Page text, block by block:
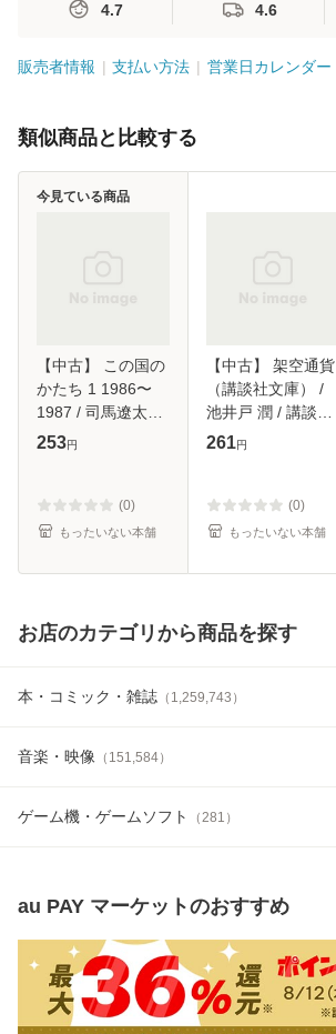
4.7 4.6
販売者情報 支払い方法 営業日カレンダー
類似商品と比較する
【中古】 この国の
かたち 1 1986〜
1987 / 司馬遼太郎
/ 文芸春秋 [ペーパ
253円
(0)
もったいない本舗
今見ている商品
【中古】 架空通貨
（講談社文庫） /
池井戸 潤 / 講談社
[文庫]【メール便送
261円
(0)
もったいない本舗
お店のカテゴリから商品を探す
本・コミック・雑誌 （ 1,259,743 ）
音楽・映像 （ 151,584）
ゲーム機・ゲームソフト （281 ）
au PAY マーケットのおすすめ